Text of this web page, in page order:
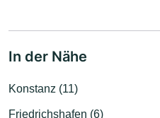
In der Nähe
Konstanz (11)
Friedrichshafen (6)